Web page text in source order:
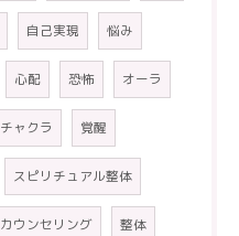
自己実現 悩み
心配 恐怖 オーラ
チャクラ 覚醒
スピリチュアル整体
カウンセリング 整体